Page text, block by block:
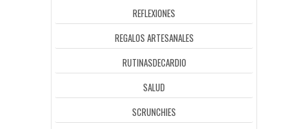
REFLEXIONES
REGALOS ARTESANALES
RUTINASDECARDIO
SALUD
SCRUNCHIES